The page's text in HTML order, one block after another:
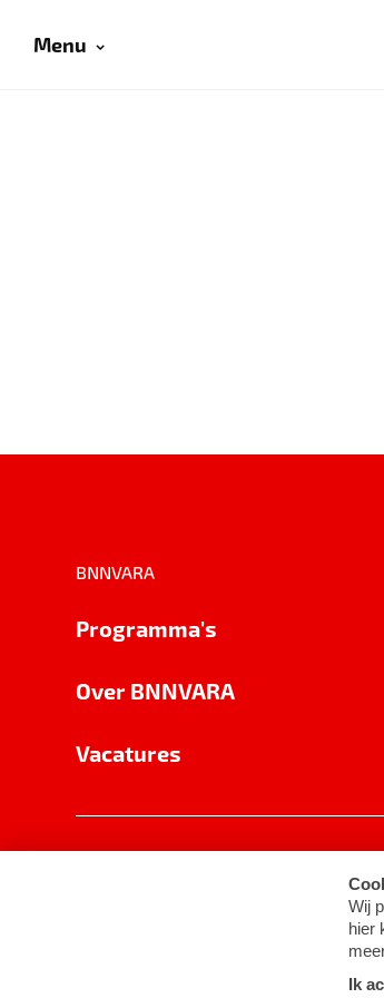
Menu
BNNVARA
Programma's
Over BNNVARA
Vacatures
Cookie-instellingen